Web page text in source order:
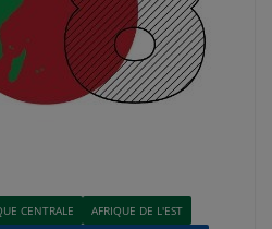
CENTRALE
AFRIQUE DE L'EST